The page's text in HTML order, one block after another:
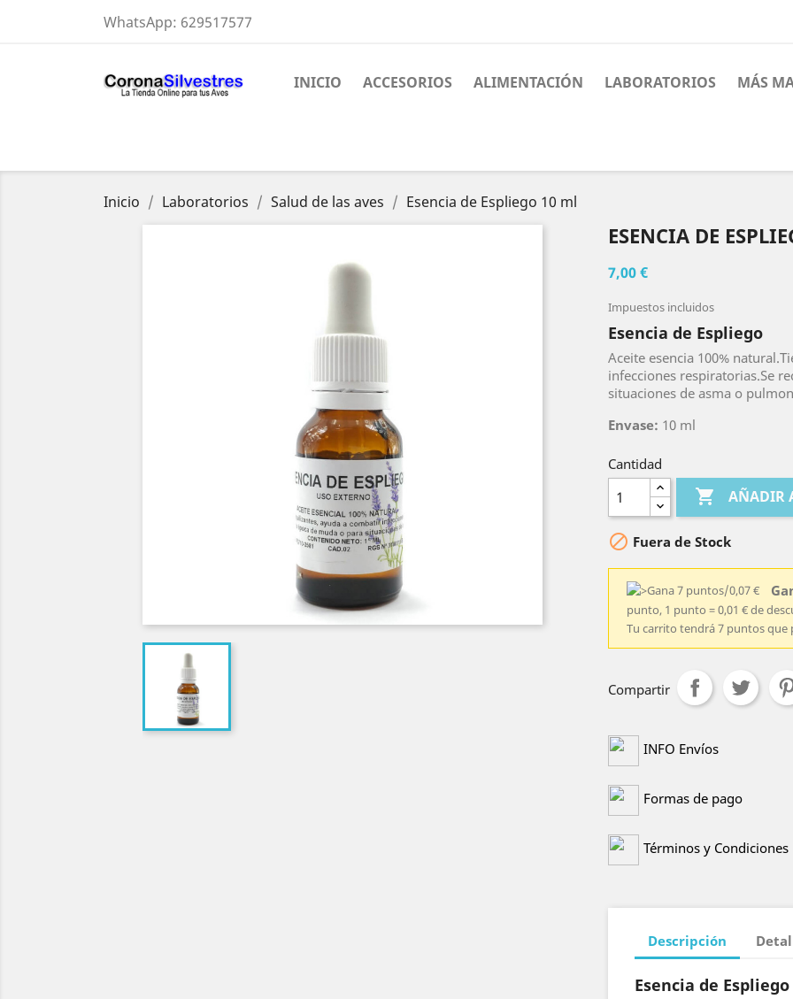
WhatsApp: 629517577
INICIO ACCESORIOS ALIMENTACIÓN LABORATORIOS MÁS
Inicio Laboratorios Salud de las aves Esencia de Espliego 10 ml
ESENCIA DE
7,00 €
Impuestos incluidos
Esencia de Espliego
Aceite esencia 100%
infecciones respiratorias.Se
situaciones de asma o
Envase: 10 ml
Cantidad
 AÑADIR
 Fuera de Stock
punto, 1 punto = 0,01 € de
Tu carrito tendrá 7 puntos que
Compartir
INFO Envíos
Formas de pago
Términos y Condiciones
Descripción
Esencia de Espliego